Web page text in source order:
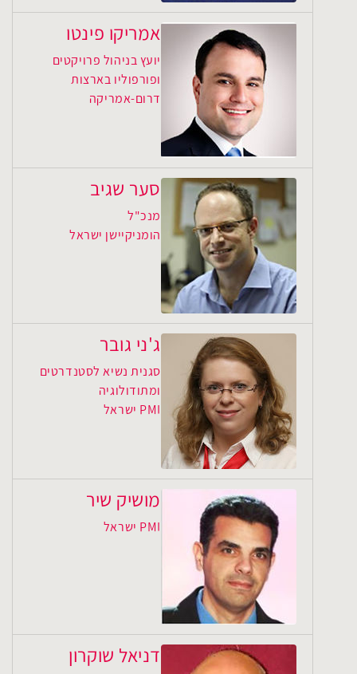
אמריקו פינטו
יועץ בניהול פרויקטים
ופורפוליו בארצות
דרום-אמריקה
סער שגיב
מנכ"ל
הומניקיישן ישראל
ג'ני גובר
סגנית נשיא לסטנדרטים
ומתודולוגיה
PMI ישראל
מושיק שיר
PMI ישראל
דניאל שוקרון